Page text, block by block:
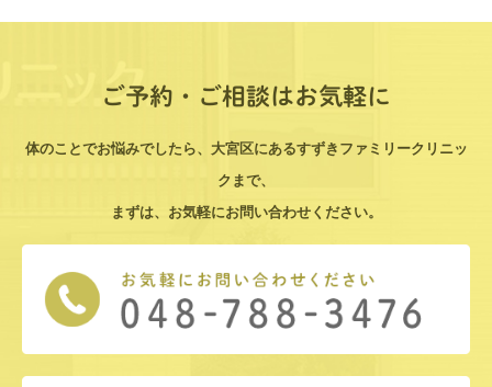
ご予約・ご相談はお気軽に
体のことでお悩みでしたら、大宮区にあるすずきファミリークリニッ
クまで、
まずは、お気軽にお問い合わせください。